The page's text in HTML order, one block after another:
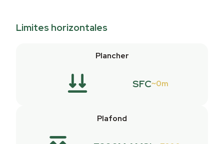
Limites horizontales
Plancher
SFC 0m
Plafond